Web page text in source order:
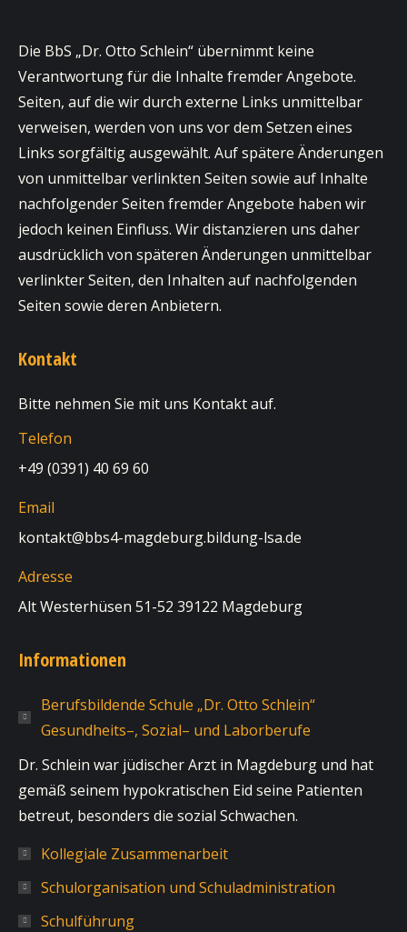
Die BbS „Dr. Otto Schlein“ übernimmt keine
Verantwortung für die Inhalte fremder Angebote.
Seiten, auf die wir durch externe Links unmittelbar
verweisen, werden von uns vor dem Setzen eines
Links sorgfältig ausgewählt. Auf spätere Änderungen
von unmittelbar verlinkten Seiten sowie auf Inhalte
nachfolgender Seiten fremder Angebote haben wir
jedoch keinen Einfluss. Wir distanzieren uns daher
ausdrücklich von späteren Änderungen unmittelbar
verlinkter Seiten, den Inhalten auf nachfolgenden
Seiten sowie deren Anbietern.
Kontakt
Bitte nehmen Sie mit uns Kontakt auf.
Telefon
+49 (0391) 40 69 60
Email
kontakt@bbs4-magdeburg.bildung-lsa.de
Adresse
Alt Westerhüsen 51-52 39122 Magdeburg
Informationen
Berufsbildende Schule „Dr. Otto Schlein“
Gesundheits–, Sozial– und Laborberufe
Dr. Schlein war jüdischer Arzt in Magdeburg und hat
gemäß seinem hypokratischen Eid seine Patienten
betreut, besonders die sozial Schwachen.
Kollegiale Zusammenarbeit
Schulorganisation und Schuladministration
Schulführung